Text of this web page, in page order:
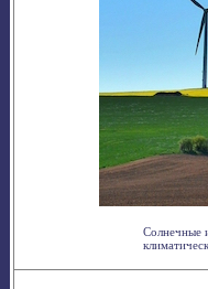
Солнечные